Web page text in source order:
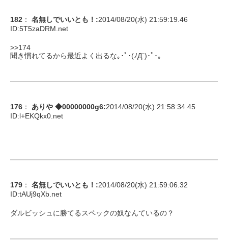
182 ： 名無しでいいとも！ :2014/08/20(水) 21:59:19.46
ID:5T5zaDRM.net
>>174
聞き慣れてるから最近よく出るな｡･ﾟ･(ﾉД`)･ﾟ･｡
176 ： ありや ◆00000000g6:2014/08/20(水) 21:58:34.45
ID:l+EKQkx0.net
179 ： 名無しでいいとも！ :2014/08/20(水) 21:59:06.32
ID:tAUj9qXb.net
ダルビッシュに勝てるスペックの奴なんているの？